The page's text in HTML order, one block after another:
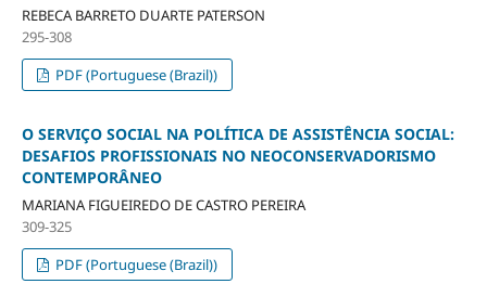
REBECA BARRETO DUARTE PATERSON
295-308
PDF (Portuguese (Brazil))
O SERVIÇO SOCIAL NA POLÍTICA DE ASSISTÊNCIA SOCIAL:
DESAFIOS PROFISSIONAIS NO NEOCONSERVADORISMO
CONTEMPORÂNEO
MARIANA FIGUEIREDO DE CASTRO PEREIRA
309-325
PDF (Portuguese (Brazil))